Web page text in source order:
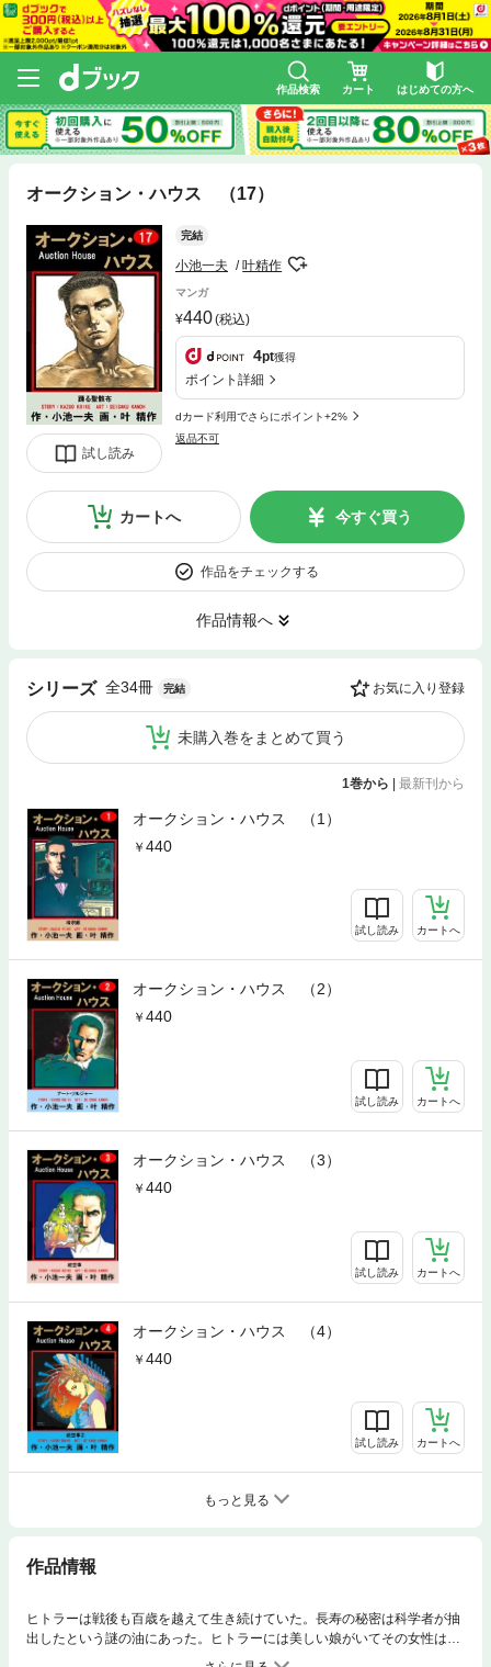
作品検索 カート はじめての方へ
オークション・ハウス （17）
試し読み
完結
小池一夫 叶精作
マンガ
440(税込)
4pt獲得
ポイント詳細
dカード利用でさらにポイント+2%
返品不可
カートへ 今すぐ買う
作品をチェックする
作品情報へ
シリーズ 全34冊 完結 お気に入り登録
未購入巻をまとめて買う
1巻から | 最新刊から
オークション・ハウス （1）
440
試し読み カートへ
オークション・ハウス （2）
440
試し読み カートへ
オークション・ハウス （3）
440
試し読み カートへ
オークション・ハウス （4）
440
試し読み カートへ
もっと見る
作品情報
ヒトラーは戦後も百歳を越えて生き続けていた。長寿の秘密は科学者が抽
出したという謎の油にあった。ヒトラーには美しい娘がいてその女性は暗
殺者として最強であり、また女体は世界一といえるほど美味であるとい